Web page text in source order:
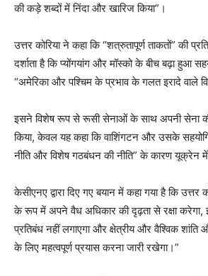
की कड़े शब्दों में निंदा और खारिज किया”।
उत्तर कोरिया ने कहा कि “शत्रुतापूर्ण ताकतों” की
दर्शाता है कि प्योंगयांग और मॉस्को के बीच बढ़ा हुआ
“अमेरिका और पश्चिम के प्रभाव के गलत इरादे वाले
इसने विशेष रूप से रूसी सेनाओं के साथ अपनी सेना
किया, केवल यह कहा कि वाशिंगटन और उसके
नीति और विशेष गठबंधन की नीति” के कारण यूक्रेन में
केसीएनए द्वारा दिए गए बयान में कहा गया है कि उत्तर
के रूप में अपने वैध अधिकार की दृढ़ता से रक्षा करेगा,
प्रतिबंध नहीं लगाएगा और क्षेत्रीय और वैश्विक शांति
के लिए महत्वपूर्ण प्रयास करना जारी रखेगा।”